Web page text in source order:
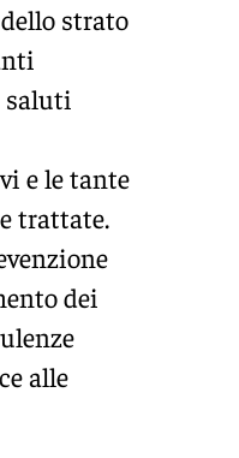
strato
saluti
e le tante
trattate.
dei
alle